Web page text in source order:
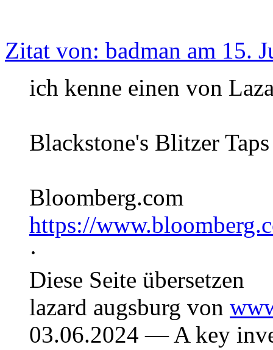
Zitat von: badman am 15.
ich kenne einen von
Blackstone's Blitzer
Bloomberg.com
https://
·
Diese Seite übersetzen
lazard augsburg von
03.06.2024 — A key